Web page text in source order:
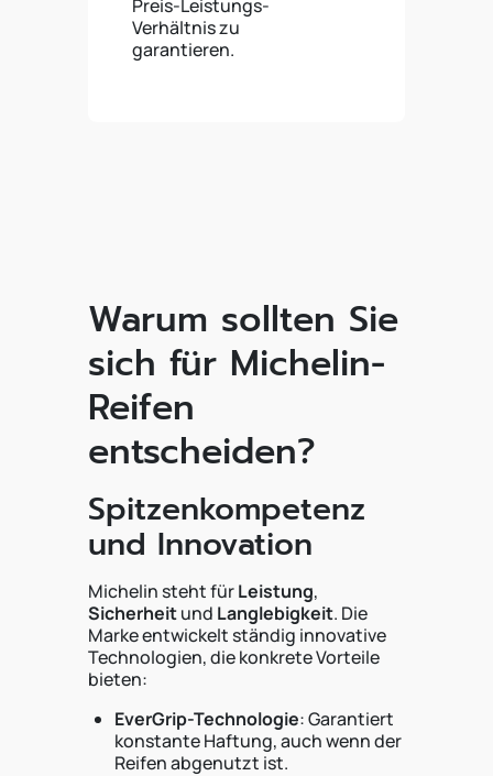
Preis-Leistungs-
Verhältnis zu
garantieren.
Warum sollten Sie
sich für Michelin-
Reifen
entscheiden?
Spitzenkompetenz
und Innovation
Michelin steht fürLeistung,
Sicherheitund Langlebigkeit. Die
Marke entwickelt ständig innovative
Technologien, die konkrete Vorteile
bieten:
EverGrip-Technologie: Garantiert
konstante Haftung, auch wenn der
Reifen abgenutzt ist.